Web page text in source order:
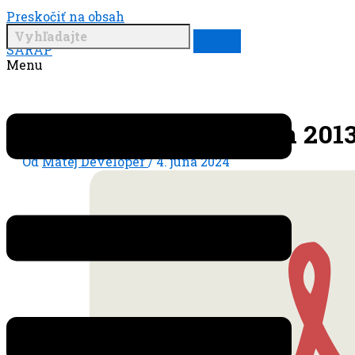
Preskočiť na obsah
SARAP
Menu
SARAP stanovy navrh
OdMatej Developer/4. júna 2024